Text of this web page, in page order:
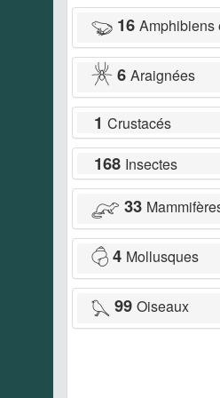
16 Amphibiens
6 Araignées
1 Crustacés
168 Insectes
33
4 Mollusques
99 Oiseaux